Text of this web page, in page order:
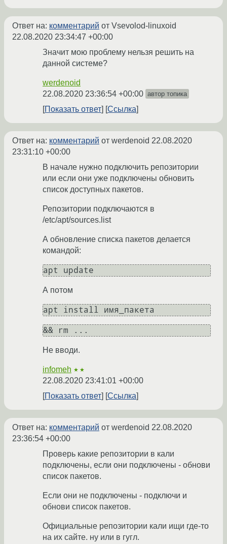
Ответ на: комментарий от Vsevolod-linuxoid
22.08.2020 23:34:47 +00:00
Значит мою проблему нельзя решить на
данной системе?
werdenoid
22.08.2020 23:36:54 +00:00 автор топика
Показать ответ Ссылка
Ответ на: комментарий от werdenoid 22.08.2020
23:31:10 +00:00
В начале нужно подключить репозитории
или если они уже подключены обновить
список доступных пакетов.
Репозитории подключаются в
/etc/apt/sources.list
А обновление списка пакетов делается
командой:
А потом
Не вводи.
infomeh ★★
22.08.2020 23:41:01 +00:00
Показать ответ
Ссылка
Ответ на: комментарий от werdenoid 22.08.2020
23:36:54 +00:00
Проверь какие репозитории в кали
подключены, если они подключены - обнови
список пакетов.
Если они не подключены - подключи и
обнови список пакетов.
Официальные репозитории кали ищи где-то
на их сайте. ну или в гугл.